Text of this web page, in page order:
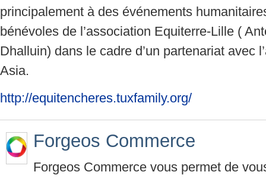
principalement à des événements
bénévoles de l’association Equiterre-Lille (
Dhalluin) dans le cadre d’un partenariat avec
Asia.
http://equitencheres.tuxfamily.org/
Forgeos Commerce
Forgeos Commerce vous permet de